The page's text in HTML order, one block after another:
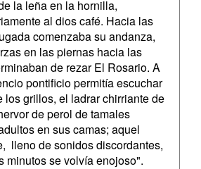
la leña en la hornilla,
al dios café. Hacia las
comenzaba su andanza,
en las piernas hacia las
de rezar El Rosario. A
pontificio permitía escuchar
los grillos, el ladrar chirriante de
de perol de tamales
en sus camas; aquel
lleno de sonidos discordantes,
minutos se volvía enojoso".